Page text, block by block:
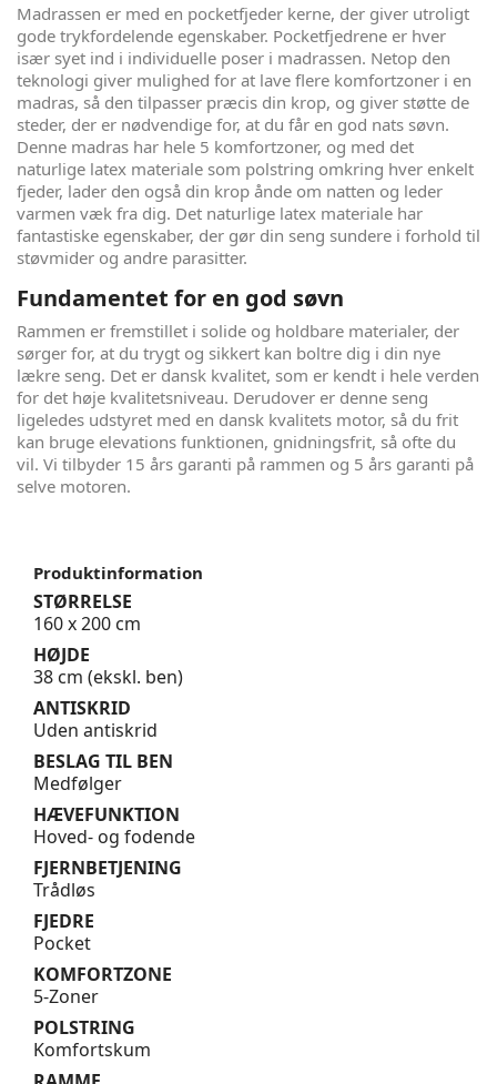
Madrassen er med en pocketfjeder kerne, der giver utroligt
gode trykfordelende egenskaber. Pocketfjedrene er hver
især syet ind i individuelle poser i madrassen. Netop den
teknologi giver mulighed for at lave flere komfortzoner i en
madras, så den tilpasser præcis din krop, og giver støtte de
steder, der er nødvendige for, at du får en god nats søvn.
Denne madras har hele 5 komfortzoner, og med det
naturlige latex materiale som polstring omkring hver enkelt
fjeder, lader den også din krop ånde om natten og leder
varmen væk fra dig. Det naturlige latex materiale har
fantastiske egenskaber, der gør din seng sundere i forhold til
støvmider og andre parasitter.
Fundamentet for en god søvn
Rammen er fremstillet i solide og holdbare materialer, der
sørger for, at du trygt og sikkert kan boltre dig i din nye
lækre seng. Det er dansk kvalitet, som er kendt i hele verden
for det høje kvalitetsniveau. Derudover er denne seng
ligeledes udstyret med en dansk kvalitets motor, så du frit
kan bruge elevations funktionen, gnidningsfrit, så ofte du
vil. Vi tilbyder 15 års garanti på rammen og 5 års garanti på
selve motoren.
Produktinformation
STØRRELSE
160 x 200 cm
HØJDE
38 cm (ekskl. ben)
ANTISKRID
Uden antiskrid
BESLAG TIL BEN
Medfølger
HÆVEFUNKTION
Hoved- og fodende
FJERNBETJENING
Trådløs
FJEDRE
Pocket
KOMFORTZONE
5-Zoner
POLSTRING
Komfortskum